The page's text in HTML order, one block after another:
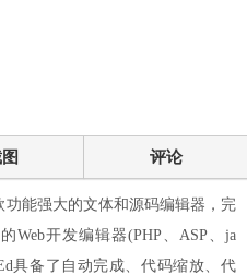
评论
的文体和源码编辑器，完
Web开发编辑器(PHP、ASP、ja
具备了自动完成、代码缩放、代